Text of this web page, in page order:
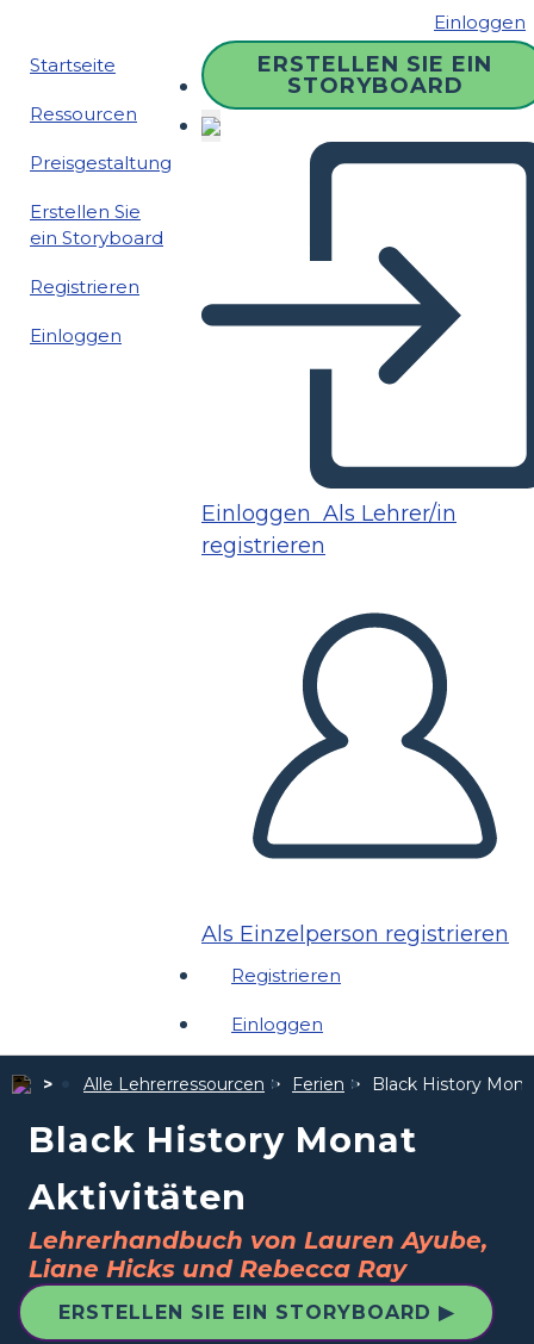
Einloggen
Startseite
Ressourcen
Preisgestaltung
Erstellen Sie
ein Storyboard
Registrieren
Einloggen
ERSTELLEN SIE EIN
STORYBOARD
Einloggen Als Lehrer/in
registrieren
Als Einzelperson registrieren
Registrieren
Einloggen
Alle Lehrerressourcen Ferien Black History
Black History Monat
Aktivitäten
Lehrerhandbuch von Lauren Ayube,
Liane Hicks und Rebecca Ray
ERSTELLEN SIE EIN STORYBOARD ▶